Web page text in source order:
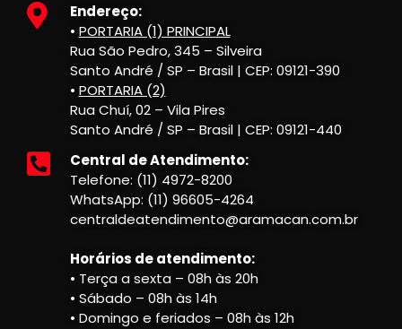
Endereço:
• PORTARIA (1) PRINCIPAL
Rua São Pedro, 345 – Silveira
Santo André / SP – Brasil | CEP: 09121-390
• PORTARIA (2)
Rua Chuí, 02 – Vila Pires
Santo André / SP – Brasil | CEP: 09121-440
Central de Atendimento:
Telefone: (11) 4972-8200
WhatsApp: (11) 96605-4264
centraldeatendimento@aramacan.com.br
Horários de atendimento:
• Terça a sexta – 08h às 20h
• Sábado – 08h às 14h
• Domingo e feriados – 08h às 12h